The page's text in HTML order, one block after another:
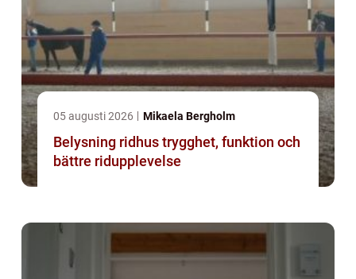
05 augusti 2026 Mikaela Bergholm
Belysning ridhus trygghet, funktion och
bättre ridupplevelse